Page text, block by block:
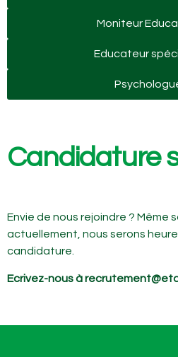
Moniteur
Educateur
Candidature
Envie de nous rejoindre ? Même
actuellement, nous serons
candidature.
Ecrivez-nous à